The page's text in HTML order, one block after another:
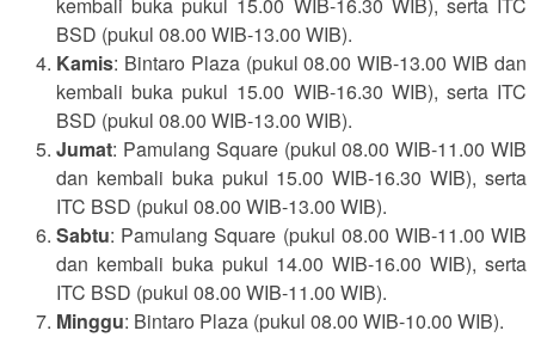
kembali buka pukul 15.00 WIB-16.30 WIB), serta ITC
BSD (pukul 08.00 WIB-13.00 WIB).
Kamis: Bintaro Plaza (pukul 08.00 WIB-13.00 WIB dan
kembali buka pukul 15.00 WIB-16.30 WIB), serta ITC
BSD (pukul 08.00 WIB-13.00 WIB).
Jumat: Pamulang Square (pukul 08.00 WIB-11.00 WIB
dan kembali buka pukul 15.00 WIB-16.30 WIB), serta
ITC BSD (pukul 08.00 WIB-13.00 WIB).
Sabtu: Pamulang Square (pukul 08.00 WIB-11.00 WIB
dan kembali buka pukul 14.00 WIB-16.00 WIB), serta
ITC BSD (pukul 08.00 WIB-11.00 WIB).
Minggu: Bintaro Plaza (pukul 08.00 WIB-10.00 WIB).